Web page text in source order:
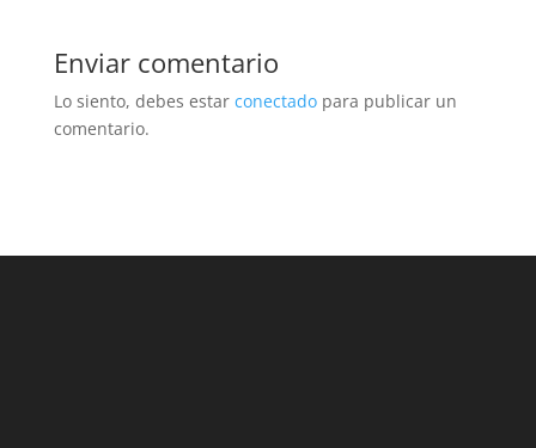
Enviar comentario
Lo siento, debes estar conectadopara publicar un
comentario.